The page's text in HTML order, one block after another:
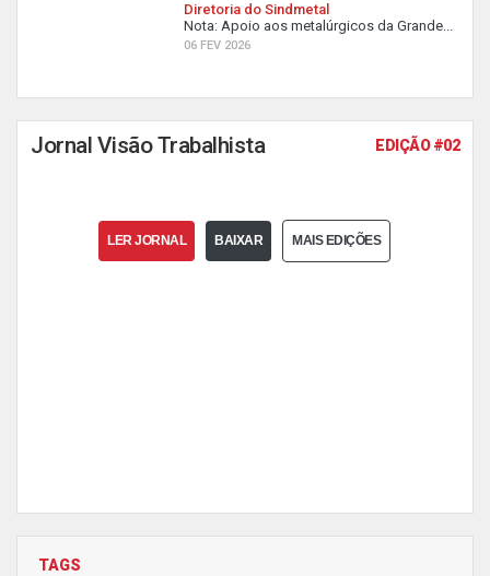
Diretoria do Sindmetal
Nota: Apoio aos metalúrgicos da Grande...
06 FEV 2026
Jornal Visão Trabalhista EDIÇÃO #02
LER JORNAL BAIXAR MAIS EDIÇÕES
TAGS